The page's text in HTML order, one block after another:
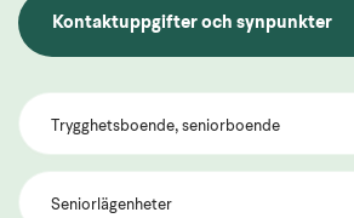
Kontaktuppgifter och synpunkter
Trygghetsboende, seniorboende
Seniorlägenheter